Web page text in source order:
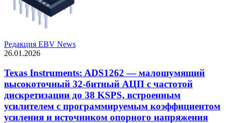
Редакция EBV News
26.01.2026
Texas Instruments: ADS1262 — малошумящий
высокоточный 32-битный АЦП с частотой
дискретизации до 38 KSPS, встроенным
усилителем с программируемым коэффициентом
усиления и источником опорного напряжения